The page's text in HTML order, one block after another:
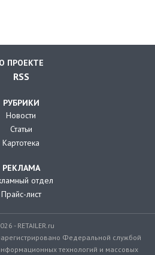
О ПРОЕКТЕ
RSS
РУБРИКИ
Новости
Статьи
Картотека
РЕКЛАМА
отдел
Прайс-лист
- RETAILER.ru
Федеральной службой
технологий и массовых